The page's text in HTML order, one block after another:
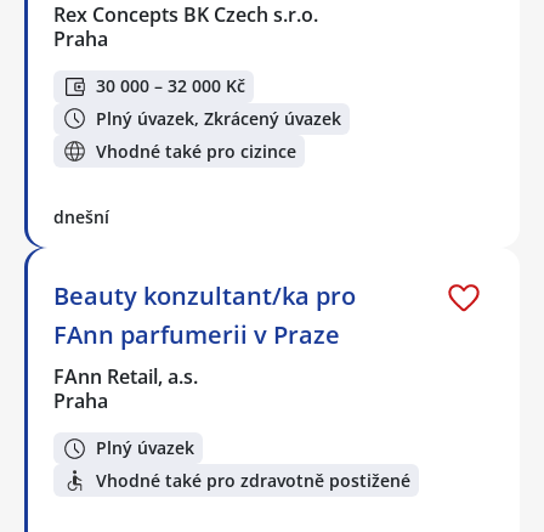
Rex Concepts BK Czech s.r.o.
Praha
30 000 – 32 000 Kč
Plný úvazek, Zkrácený úvazek
Vhodné také pro cizince
dnešní
Beauty konzultant/ka pro
FAnn parfumerii v Praze
FAnn Retail, a.s.
Praha
Plný úvazek
Vhodné také pro zdravotně postižené